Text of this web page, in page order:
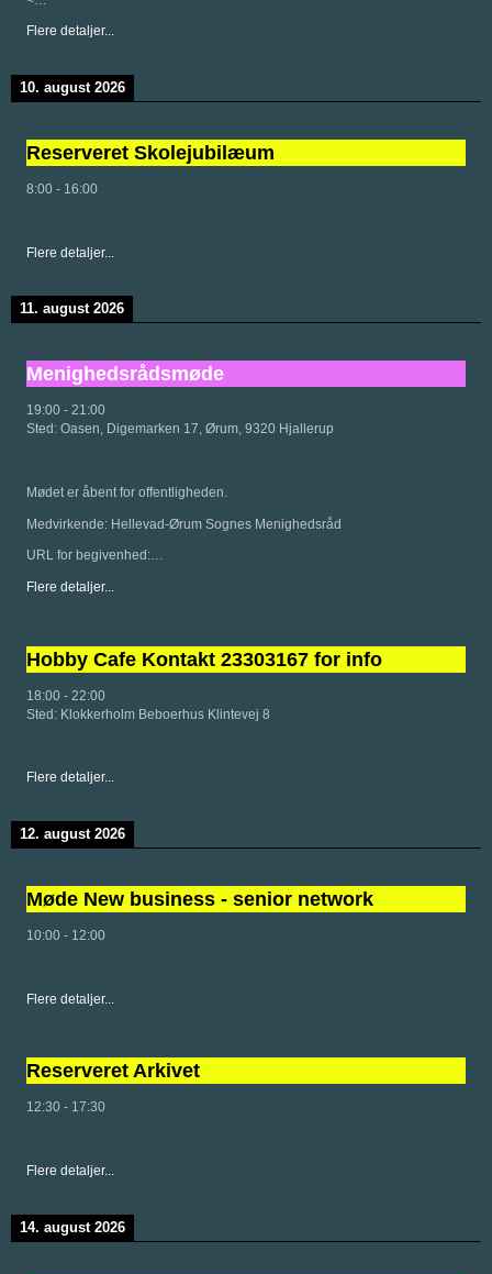
Flere detaljer...
10. august 2026
Reserveret Skolejubilæum
8:00 - 16:00
Flere detaljer...
11. august 2026
Menighedsrådsmøde
19:00 - 21:00
Sted: Oasen, Digemarken 17, Ørum, 9320 Hjallerup
Mødet er åbent for offentligheden.
Medvirkende: Hellevad-Ørum Sognes Menighedsråd
URL for begivenhed:…
Flere detaljer...
Hobby Cafe Kontakt 23303167 for info
18:00 - 22:00
Sted: Klokkerholm Beboerhus Klintevej 8
Flere detaljer...
12. august 2026
Møde New business - senior network
10:00 - 12:00
Flere detaljer...
Reserveret Arkivet
12:30 - 17:30
Flere detaljer...
14. august 2026